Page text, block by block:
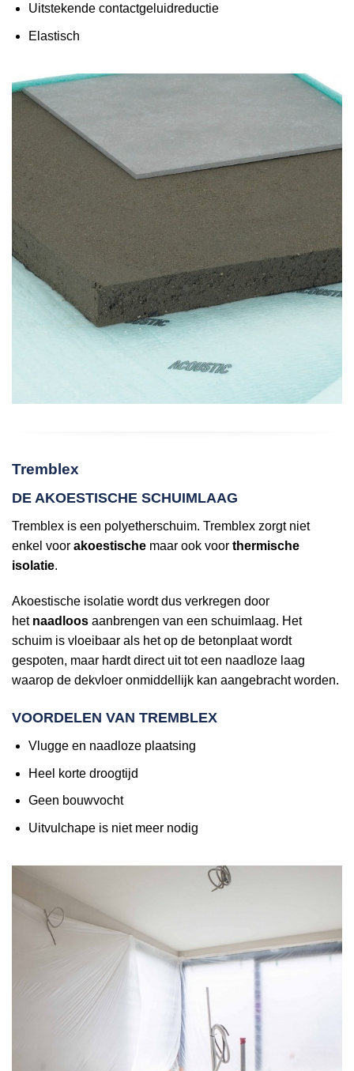
Uitstekende contactgeluidreductie
Elastisch
Tremblex
DE AKOESTISCHE SCHUIMLAAG
Tremblex is een polyetherschuim. Tremblex zorgt niet
enkel voor akoestische maar ook voor thermische
isolatie.
Akoestische isolatie wordt dus verkregen door
het naadloos aanbrengen van een schuimlaag. Het
schuim is vloeibaar als het op de betonplaat wordt
gespoten, maar hardt direct uit tot een naadloze laag
waarop de dekvloer onmiddellijk kan aangebracht worden.
VOORDELEN VAN TREMBLEX
Vlugge en naadloze plaatsing
Heel korte droogtijd
Geen bouwvocht
Uitvulchape is niet meer nodig